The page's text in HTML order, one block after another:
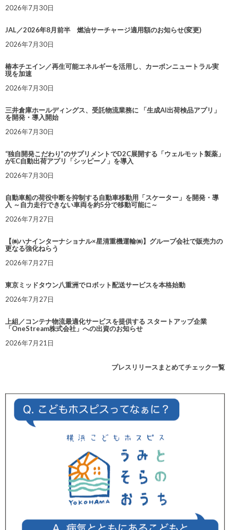
2026年7月30日
JAL／2026年8月前半 燃油サーチャージ適用額のお知らせ(変更)
2026年7月30日
椿本チエイン／再生可能エネルギーを活用し、カーボンニュートラル実
現を加速
2026年7月30日
三井倉庫ホールディングス、受託物流業務に 「生成AI出荷検品アプリ」
を開発・導入開始
2026年7月30日
“独自開発こだわり”のサプリメントでD2C展開する「ウェルモット製薬」
がEC自動出荷アプリ「シッピーノ」を導入
2026年7月30日
自動車船の荷役中断を抑制する自動車移動用「スケーター」を開発・導
入 ～自力走行できない車両を約5分で移動可能に～
2026年7月27日
【㈱ハナインターナショナル×星清重機運輸㈱】グループ会社で販売力の
更なる強化ねらう
2026年7月27日
東京ミッドタウン八重洲でロボット配送サービスを本格始動
2026年7月27日
上組／コンテナ物流最適化サービスを提供する スタートアップ企業
「OneStream株式会社」への出資のお知らせ
2026年7月21日
プレスリリースまとめてチェック一覧